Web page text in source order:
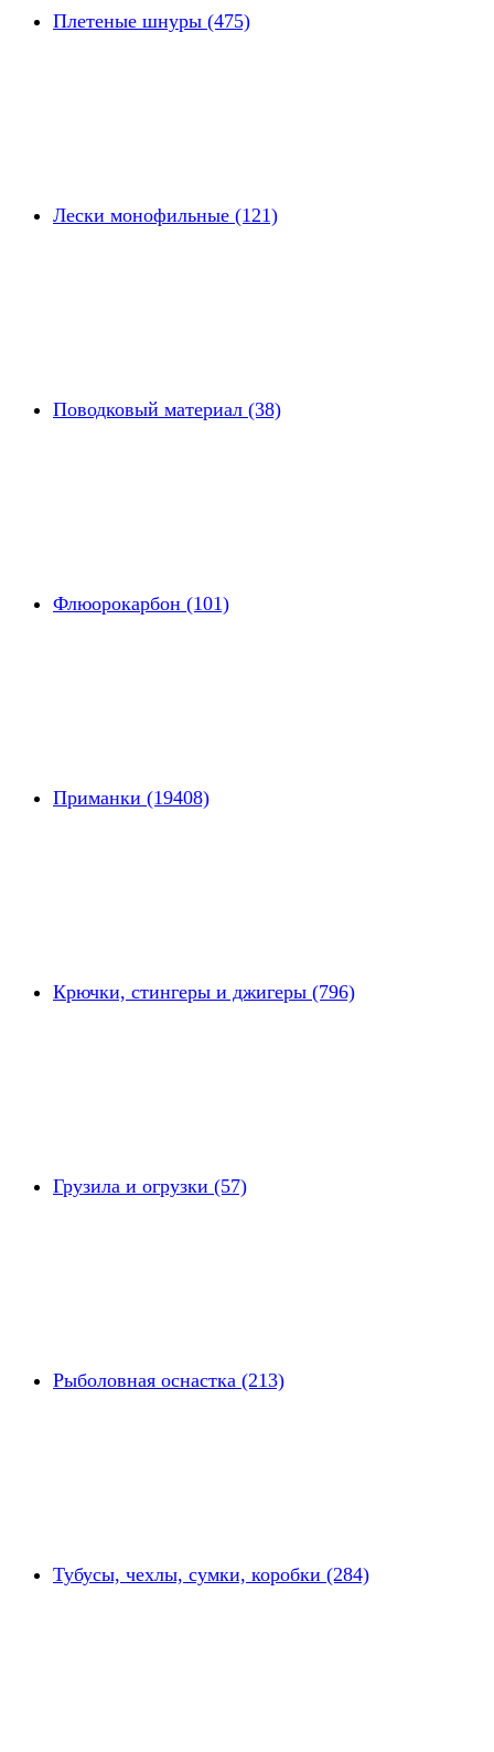
Плетеные шнуры (475)
Лески монофильные (121)
Поводковый материал (38)
Флюорокарбон (101)
Приманки (19408)
Крючки, стингеры и джигеры (796)
Грузила и огрузки (57)
Рыболовная оснастка (213)
Тубусы, чехлы, сумки, коробки (284)